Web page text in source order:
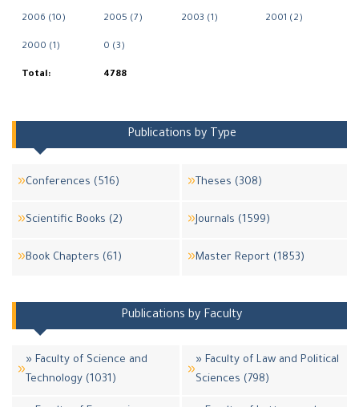
2006 (10) 2005 (7) 2003 (1) 2001 (2)
2000 (1) 0 (3)
Total: 4788
Publications by Type
Conferences (516) Theses (308)
Scientific Books (2) Journals (1599)
Book Chapters (61) Master Report (1853)
Publications by Faculty
» Faculty of Science and
Technology (1031)
» Faculty of Law and Political
Sciences (798)